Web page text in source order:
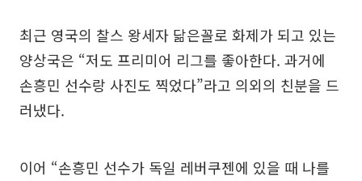
최근 영국의 찰스 왕세자 닮은꼴로 화제가 되고 있는
양상국은 “저도 프리미어 리그를 좋아한다. 과거에
손흥민 선수랑 사진도 찍었다”라고 의외의 친분을 드
러냈다.
이어 “손흥민 선수가 독일 레버쿠젠에 있을 때 나를